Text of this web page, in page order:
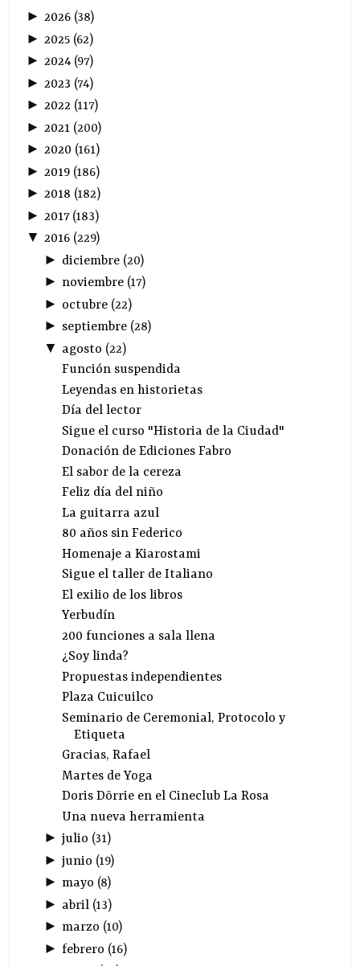
►2026 (38)
► 2025 (62)
►2024 (97)
► 2023 (74)
►2022 (117)
► 2021 (200)
►2020 (161)
► 2019 (186)
►2018 (182)
► 2017(183)
▼2016 (229)
► diciembre(20)
► noviembre(17)
► octubre(22)
► septiembre(28)
▼ agosto (22)
Función suspendida
Leyendas en historietas
Día del lector
Sigue el curso "Historia de la Ciudad"
Donación de Ediciones Fabro
El sabor de la cereza
Feliz día del niño
La guitarra azul
80 años sin Federico
Homenaje a Kiarostami
Sigue el taller de Italiano
El exilio de los libros
Yerbudín
200 funciones a sala llena
¿Soy linda?
Propuestas independientes
Plaza Cuicuilco
Seminario de Ceremonial, Protocolo y
Etiqueta
Gracias, Rafael
Martes de Yoga
Doris Dörrie en el Cineclub La Rosa
Una nueva herramienta
► julio (31)
► junio (19)
► mayo (8)
► abril(13)
► marzo (10)
► febrero (16)